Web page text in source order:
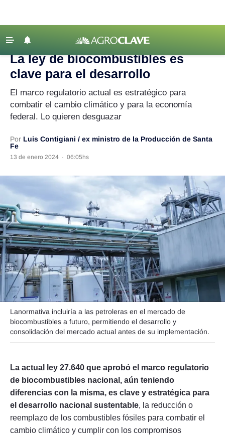
Agricultura
Lechería
Tecnología
Maquinaria agrícola
Agenda
Agronegocios
Mercados
Seguinos
‹ VOLVER
Agroclave Opinión | biocombustibles
La ley de biocombustibles es
clave para el desarrollo
El marco regulatorio actual es estratégico para
combatir el cambio climático y para la economía
federal. Lo quieren desguazar
Por Luis Contigiani / ex ministro de la Producción de Santa
Fe
13 de enero 2024 · 06:05hs
Lanormativa incluiría a las petroleras en el mercado de
biocombustibles a futuro, permitiendo el desarrollo y
consolidación del mercado actual antes de su implementación.
La actual ley 27.640 que aprobó el marco regulatorio
de biocombustibles nacional, aún teniendo
diferencias con la misma, es clave y estratégica para
el desarrollo nacional sustentable, la reducción o
reemplazo de los combustibles fósiles para combatir el
cambio climático y cumplir con los compromisos